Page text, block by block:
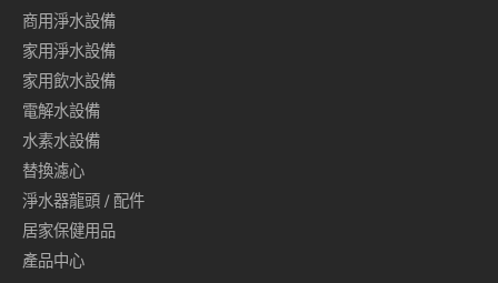
商用淨水設備
家用淨水設備
家用飲水設備
電解水設備
水素水設備
替換濾心
淨水器龍頭 / 配件
居家保健用品
產品中心